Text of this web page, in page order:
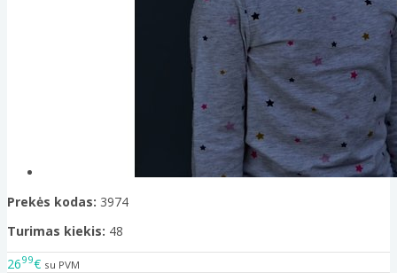
Prekės kodas: 3974
Turimas kiekis: 48
2699€ su PVM